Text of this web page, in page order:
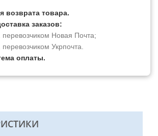
возврата товара.
заказов:
перевозчиком Новая Почта;
Укрпочта.
оплаты.